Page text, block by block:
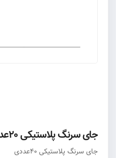
جای سرنگ پلاستیکی 20عددی
جای سرنگ پلاستیکی 40عددی